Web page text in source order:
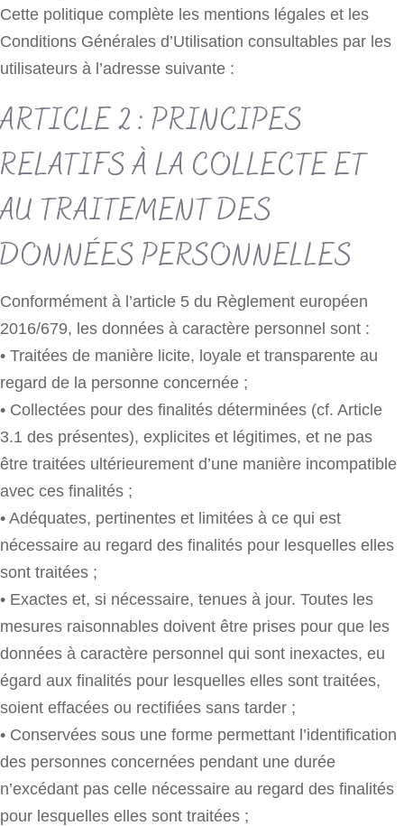
Cette politique complète les mentions légales et les
Conditions Générales d’Utilisation consultables par les
utilisateurs à l’adresse suivante :
ARTICLE 2 : PRINCIPES
RELATIFS À LA COLLECTE ET
AU TRAITEMENT DES
DONNÉES PERSONNELLES
Conformément à l’article 5 du Règlement européen
2016/679, les données à caractère personnel sont :
• Traitées de manière licite, loyale et transparente au
regard de la personne concernée ;
• Collectées pour des finalités déterminées (cf. Article
3.1 des présentes), explicites et légitimes, et ne pas
être traitées ultérieurement d’une manière incompatible
avec ces finalités ;
• Adéquates, pertinentes et limitées à ce qui est
nécessaire au regard des finalités pour lesquelles elles
sont traitées ;
• Exactes et, si nécessaire, tenues à jour. Toutes les
mesures raisonnables doivent être prises pour que les
données à caractère personnel qui sont inexactes, eu
égard aux finalités pour lesquelles elles sont traitées,
soient effacées ou rectifiées sans tarder ;
• Conservées sous une forme permettant l’identification
des personnes concernées pendant une durée
n’excédant pas celle nécessaire au regard des finalités
pour lesquelles elles sont traitées ;